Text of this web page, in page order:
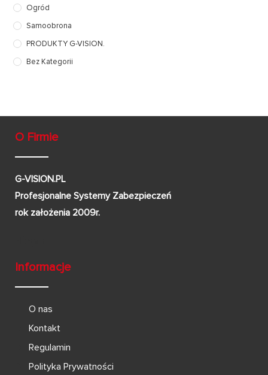
Ogród
Samoobrona
PRODUKTY G-VISION.
Bez Kategorii
O Firmie
G-VISION.PL
Profesjonalne Systemy Zabezpieczeń
rok założenia 2009r.
Informacje
O nas
Kontakt
Regulamin
Polityka Prywatności